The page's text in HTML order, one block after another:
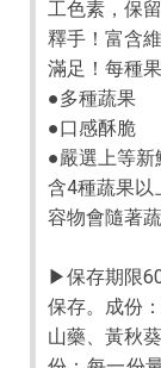
工色素，保
釋手！富含
滿足！每種
●多種蔬果
●口感酥脆
●嚴選上等新
含4種蔬果以
容物會隨著
▶保存期限
保存。成份
山藥、黃秋